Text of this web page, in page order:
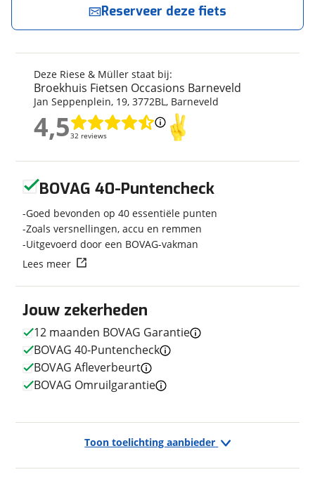
Riese & Müller
Model
Nevo4 GT Vario (Kiox 300 /
Modeljaar
2023
Soort fiets
Stadsfiets
Frametype
Dames
Framehoogte
49 cm
Techniek
Transmissie
Kleur
Wit
Fabriekskleur
E-bike
Niet elektrisch
Toon toelichting aanbieder
Deze Riese & Müller staat bij:
Broekhuis Fietsen Occasions Barneveld
Jan Seppenplein, 19, 3772BL, Barneveld
4,532 reviews
4,5
Reserveer deze fiets
Broekhuis Fietsen Occasions Barneveld
Naam
viaBOVAG.nl verwerkt je persoonsgegevens om je aanvraag zo
over in onze privacyverklaring
Jouw zekerheden
12 maanden BOVAG Garantie
BOVAG 40-Puntencheck
BOVAG Afleverbeurt
BOVAG Omruilgarantie
BOVAG 40-Puntencheck
Goed bevonden op 40 essentiële punten
Zoals versnellingen, accu en remmen
Uitgevoerd door een BOVAG-vakman
Lees meer